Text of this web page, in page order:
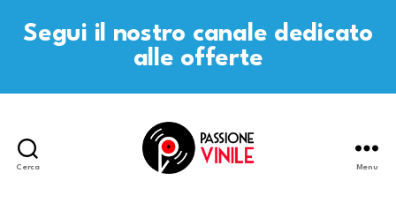
Segui il nostro canale dedicato
alle offerte
Cerca Menu